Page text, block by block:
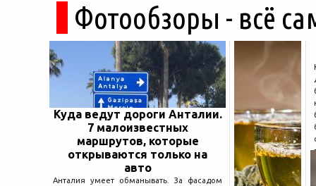
Фотообзоры - всё
Куда ведут дороги Анталии.
7 малоизвестных
маршрутов, которые
открываются только на
авто
Анталия умеет обманывать. За фасадом